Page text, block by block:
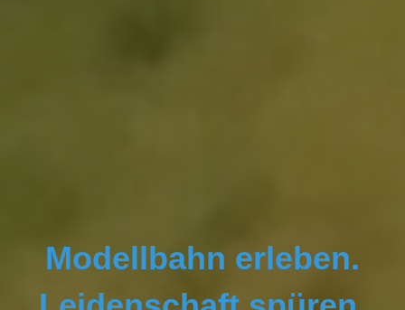
Modellbahn erleben.